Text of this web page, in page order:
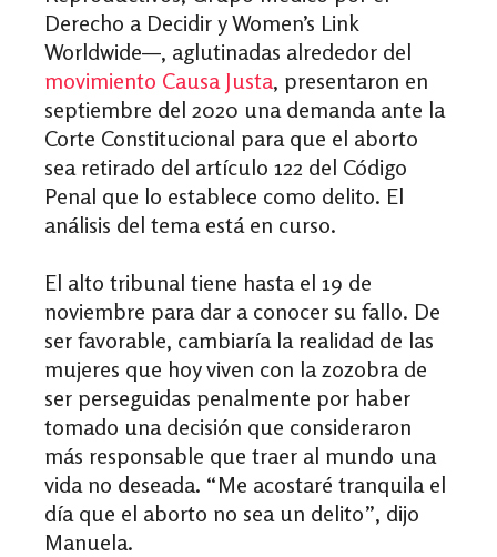
Derecho a Decidir y Women’s Link
Worldwide—, aglutinadas alrededor del
movimiento Causa Justa, presentaron en
septiembre del 2020 una demanda ante la
Corte Constitucional para que el aborto
sea retirado del artículo 122 del Código
Penal que lo establece como delito. El
análisis del tema está en curso.
El alto tribunal tiene hasta el 19 de
noviembre para dar a conocer su fallo. De
ser favorable, cambiaría la realidad de las
mujeres que hoy viven con la zozobra de
ser perseguidas penalmente por haber
tomado una decisión que consideraron
más responsable que traer al mundo una
vida no deseada. “Me acostaré tranquila el
día que el aborto no sea un delito”, dijo
Manuela.